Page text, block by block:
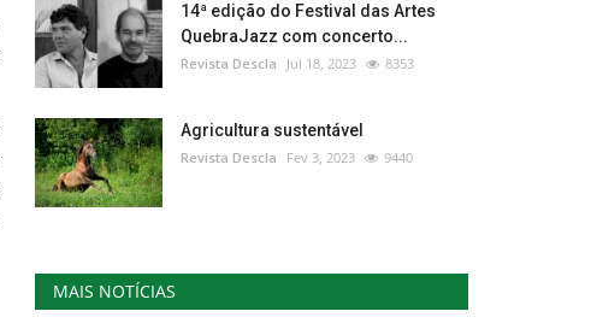
14ª edição do Festival das Artes
QuebraJazz com concerto...
Revista Descla Jul 18, 2023 8353
Agricultura sustentável
Revista Descla Fev 3, 2023 9440
MAIS NOTÍCIAS